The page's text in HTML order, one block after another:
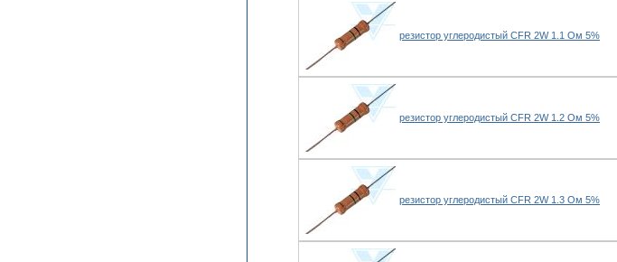
резистор углеродистый CFR 2W 1.1 Ом 5%
резистор углеродистый CFR 2W 1.2 Ом 5%
резистор углеродистый CFR 2W 1.3 Ом 5%